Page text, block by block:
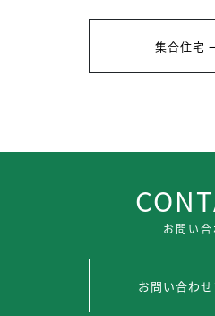
集合住宅
お問い合
お問い合わ